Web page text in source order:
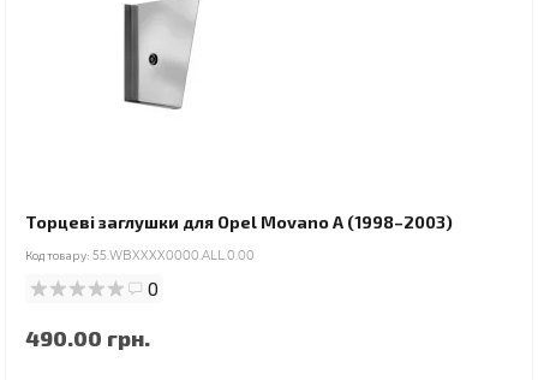
Торцеві заглушки для Opel Movano A (1998–2003)
Код товару: 55.WBXXXX0000.ALL.0.00
0
490.00 грн.